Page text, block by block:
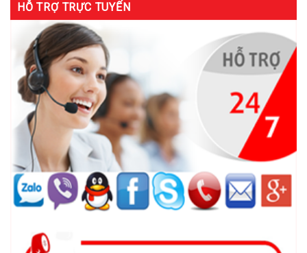
HỖ TRỢ TRỰC TUYẾN